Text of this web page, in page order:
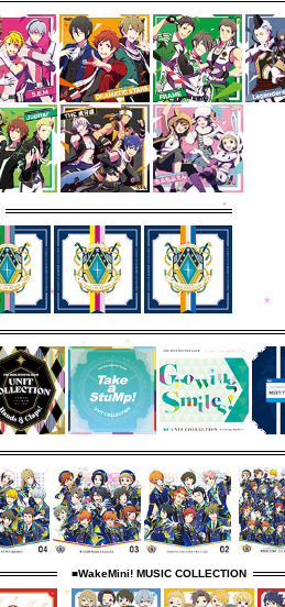
■WakeMini! MUSIC COLLECTION